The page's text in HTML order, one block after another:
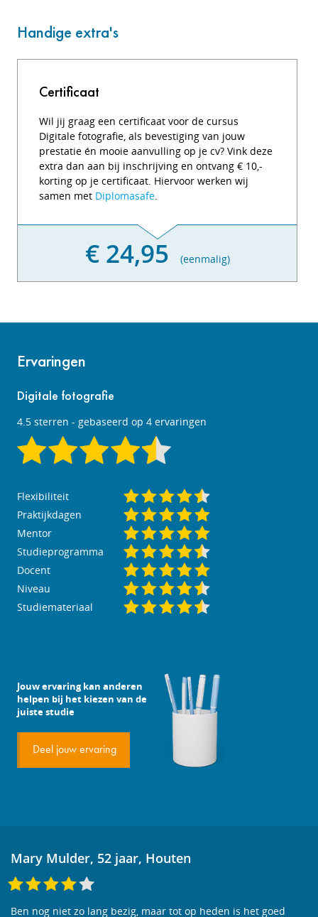
Handige extra's
Certificaat
Wil jij graag een certificaat voor de cursus
Digitale fotografie, als bevestiging van jouw
prestatie én mooie aanvulling op je cv? Vink deze
extra dan aan bij inschrijving en ontvang € 10,-
korting op je certificaat. Hiervoor werken wij
samen met Diplomasafe.
€ 24,95 (eenmalig)
Ervaringen
Digitale fotografie
4.5 sterren - gebaseerd op 4 ervaringen
Flexibiliteit
Praktijkdagen
Mentor
Studieprogramma
Docent
Niveau
Studiemateriaal
Jouw ervaring kan anderen
helpen bij het kiezen van de
juiste studie
Deel jouw ervaring
Mary Mulder, 52 jaar, Houten
Ben nog niet zo lang bezig, maar tot op heden is het goed